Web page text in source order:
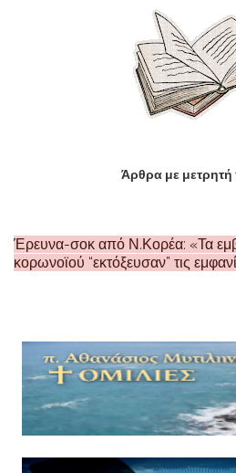
Άρθρα με
Έρευνα-σοκ από Ν.Κορέα: «Τα
κορωνοϊού “εκτόξευσαν” τις